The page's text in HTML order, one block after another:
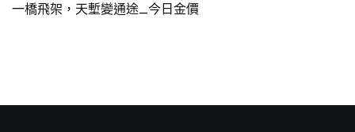
一橋飛架，天塹變通途_今日金價